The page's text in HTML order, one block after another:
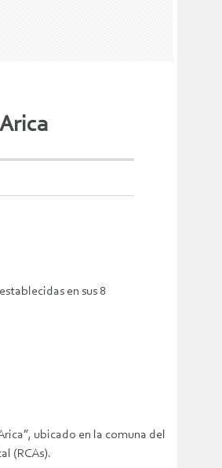
en sus 8
ubicado en la comuna del
(RCAs).